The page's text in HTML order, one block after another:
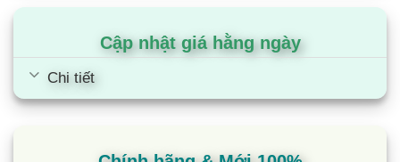
Cập nhật giá hằng ngày
Chi tiết